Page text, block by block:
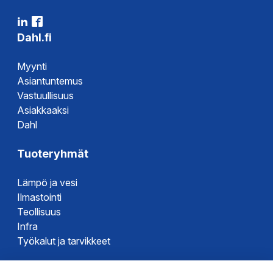
Dahl.fi
Myynti
Asiantuntemus
Vastuullisuus
Asiakkaaksi
Dahl
Tuoteryhmät
Lämpö ja vesi
Ilmastointi
Teollisuus
Infra
Työkalut ja tarvikkeet